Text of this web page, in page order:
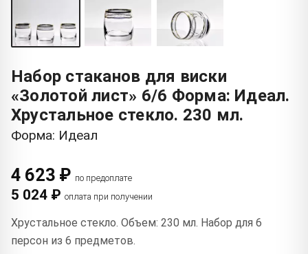
Набор стаканов для виски
«Золотой лист» 6/6 Форма: Идеал.
Хрустальное стекло. 230 мл.
Форма: Идеал
4 623 ₽ по предоплате
5 024 ₽ оплата при получении
Хрустальное стекло. Объем: 230 мл. Набор для 6
персон из 6 предметов.